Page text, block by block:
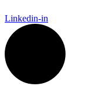
Linkedin-in